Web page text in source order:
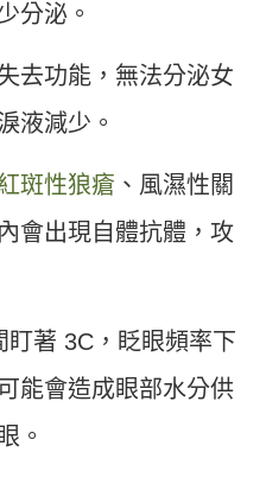
分泌。
去功能，無法分泌女
液減少。
斑性狼瘡 、風濕性關
會出現自體抗體，攻
著 3C，眨眼頻率下
能會造成眼部水分供
。